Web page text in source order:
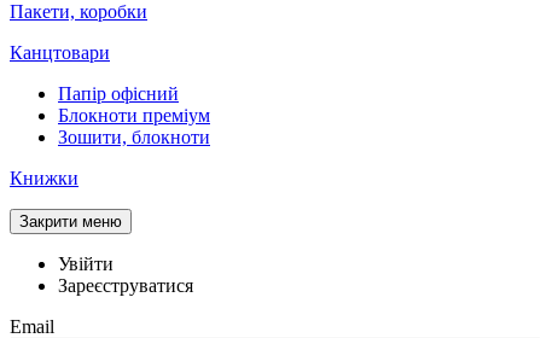
Пакети, коробки
Канцтовари
Папір офісний
Блокноти преміум
Зошити, блокноти
Книжки
Закрити меню
Увійти
Зареєструватися
Email